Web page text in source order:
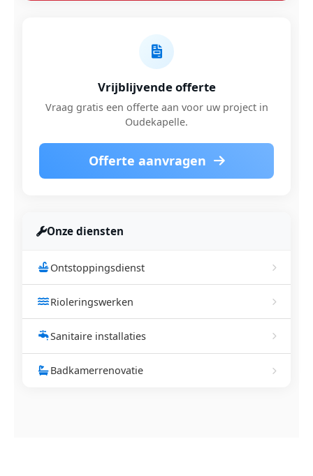
Vrijblijvende offerte
Vraag gratis een offerte aan voor uw project in
Oudekapelle.
Offerte aanvragen
Onze diensten
Ontstoppingsdienst
Rioleringswerken
Sanitaire installaties
Badkamerrenovatie